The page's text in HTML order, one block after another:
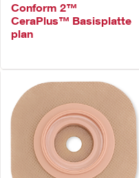
Conform 2™
CeraPlus™ Basisplatte
plan